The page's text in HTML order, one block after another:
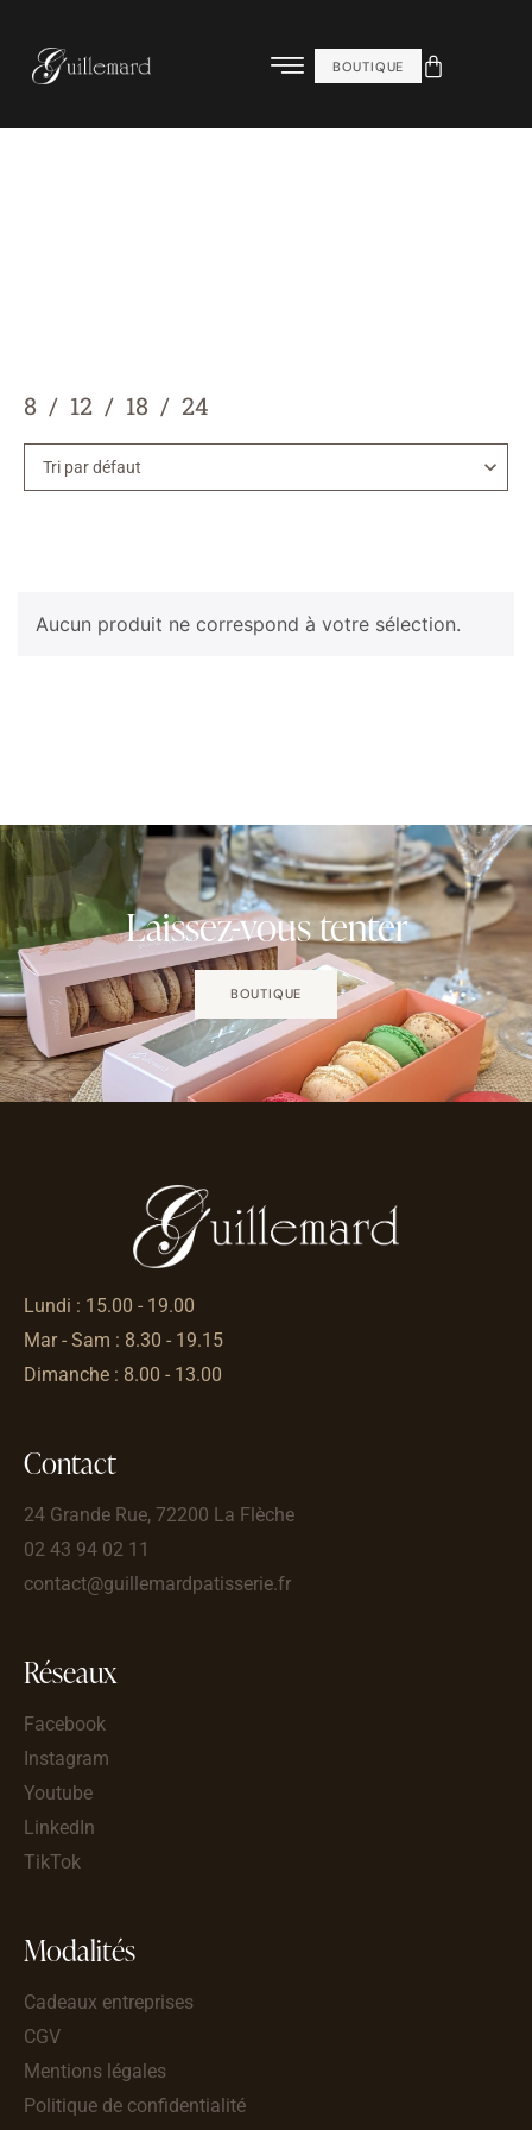
BOUTIQUE
8 12 18 24
Aucun produit ne correspond à votre sélection.
Laissez-vous tenter
BOUTIQUE
Lundi : 15.00 - 19.00
Mar - Sam : 8.30 - 19.15
Dimanche : 8.00 - 13.00
Contact
24 Grande Rue, 72200 La Flèche
02 43 94 02 11
contact@guillemardpatisserie.fr
Réseaux
Facebook
Instagram
Youtube
LinkedIn
TikTok
Modalités
Cadeaux entreprises
CGV
Mentions légales
Politique de confidentialité